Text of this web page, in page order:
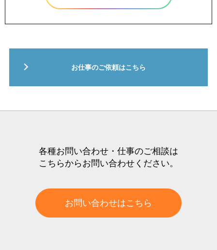
お仕事のご依頼はこちら
各種お問い合わせ・仕事のご相談は
こちらからお問い合わせください。
お問い合わせはこちら